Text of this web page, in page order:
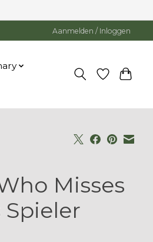
Aanmelden / Inloggen
Misses
Spieler